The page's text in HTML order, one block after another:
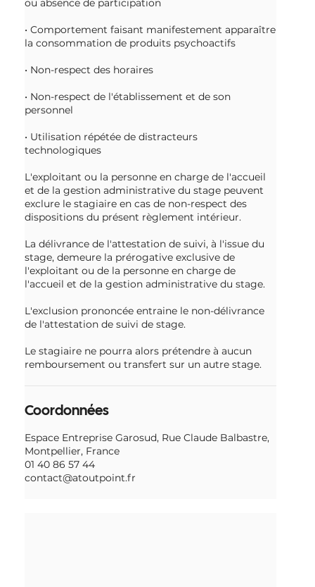
ou absence de participation
• Comportement faisant manifestement apparaître
la consommation de produits psychoactifs
• Non-respect des horaires
• Non-respect de l'établissement et de son
personnel
• Utilisation répétée de distracteurs
technologiques
L'exploitant ou la personne en charge de l'accueil
et de la gestion administrative du stage peuvent
exclure le stagiaire en cas de non-respect des
dispositions du présent règlement intérieur.
La délivrance de l'attestation de suivi, à l'issue du
stage, demeure la prérogative exclusive de
l'exploitant ou de la personne en charge de
l'accueil et de la gestion administrative du stage.
L'exclusion prononcée entraine le non-délivrance
de l'attestation de suivi de stage.
Le stagiaire ne pourra alors prétendre à aucun
remboursement ou transfert sur un autre stage.
Coordonnées
Espace Entreprise Garosud, Rue Claude Balbastre,
Montpellier, France
01 40 86 57 44
contact@atoutpoint.fr